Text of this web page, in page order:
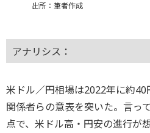
出所：筆者作成
アナリシス：
米ドル／円相場は2022年に約
関係者らの意表を突いた。言っ
点で、米ドル高・円安の進行が